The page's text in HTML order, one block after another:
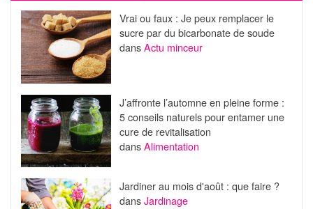
Vrai ou faux : Je peux remplacer le
sucre par du bicarbonate de soude
dansActu minceur
J’affronte l’automne en pleine forme :
5 conseils naturels pour entamer une
cure de revitalisation
dansAlimentation
Jardiner au mois d'août : que faire ?
dansJardinage